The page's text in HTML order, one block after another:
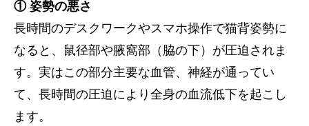
① 姿勢の悪さ
長時間のデスクワークやスマホ操作で猫背姿勢に
なると、鼠径部や腋窩部（脇の下）が圧迫されま
す。実はこの部分主要な血管、神経が通ってい
て、長時間の圧迫により全身の血流低下を起こし
ます。